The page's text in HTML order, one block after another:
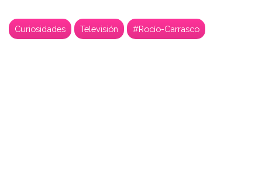
Curiosidades Televisión #Rocío-Carrasco